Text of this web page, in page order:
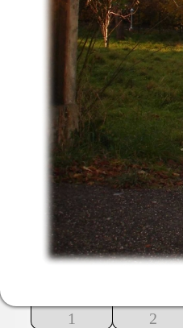
1 2